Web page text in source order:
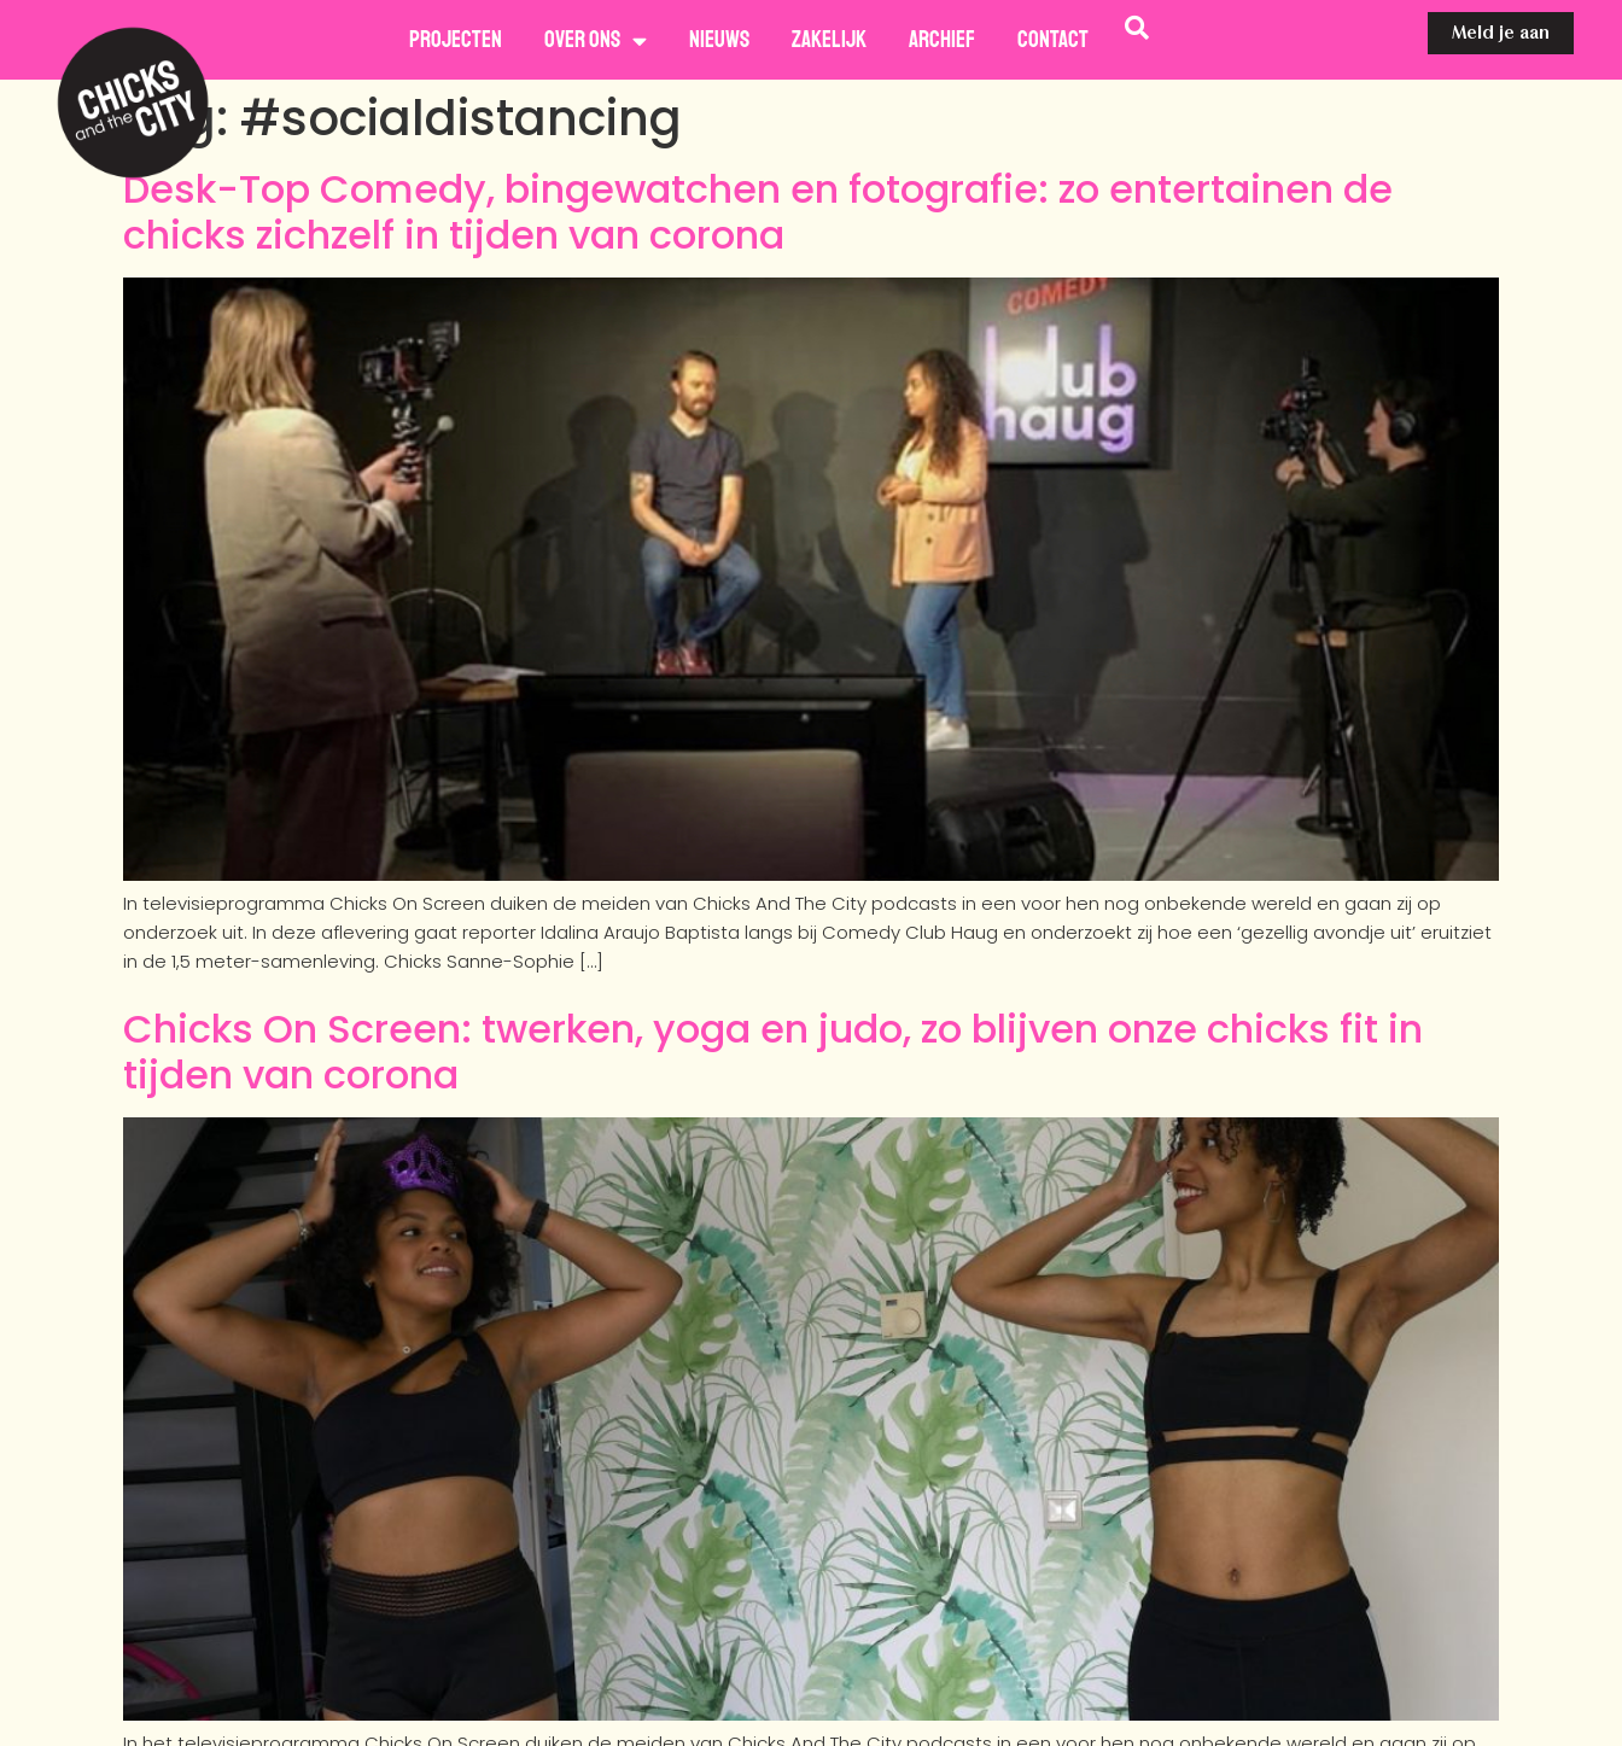
Projecten Over ons Nieuws Zakelijk Archief Contact Meld je aan
Tag: #socialdistancing
Desk-Top Comedy, bingewatchen en fotografie: zo entertainen de
chicks zichzelf in tijden van corona
In televisieprogramma Chicks On Screen duiken de meiden van Chicks And The City podcasts in een voor hen nog onbekende wereld en gaan zij op
onderzoek uit. In deze aflevering gaat reporter Idalina Araujo Baptista langs bij Comedy Club Haug en onderzoekt zij hoe een ‘gezellig avondje uit’ eruitziet
in de 1,5 meter-samenleving. Chicks Sanne-Sophie […]
Chicks On Screen: twerken, yoga en judo, zo blijven onze chicks fit in
tijden van corona